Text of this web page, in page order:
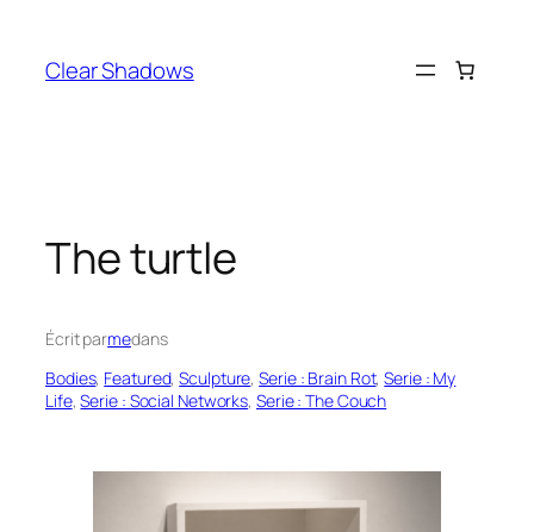
contenu
Clear Shadows
The turtle
Écrit parmedans
Bodies, Featured, Sculpture, Serie : Brain Rot, Serie : My
Life, Serie : Social Networks, Serie : The Couch